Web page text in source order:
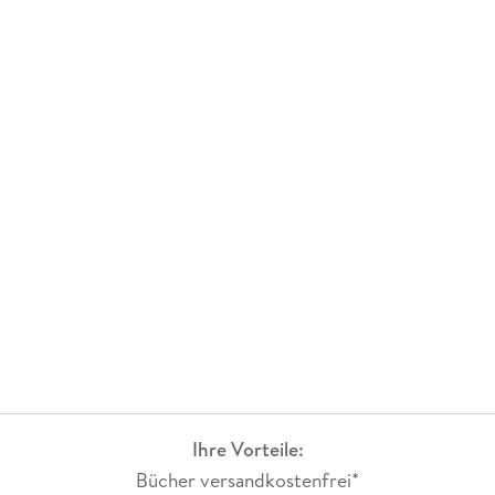
Ihre Vorteile:
Bücher versandkostenfrei*